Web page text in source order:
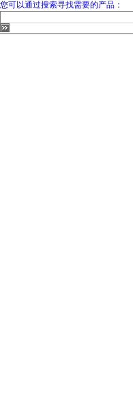
您可以通过搜索寻找需要的产品：